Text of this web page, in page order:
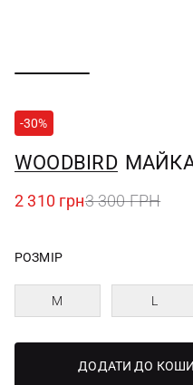
-30%
WOODBIRD МАЙКА
2 310 грн3 300 ГРН
РОЗМІР
M L
ДОДАТИ ДО